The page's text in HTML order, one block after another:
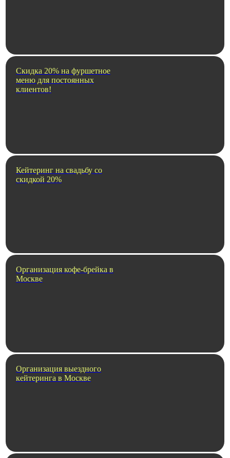
Скидка 20% на фуршетное
меню для постоянных
клиентов!
Кейтеринг на свадьбу со
скидкой 20%
Организация кофе-брейка в
Москве
Организация выездного
кейтеринга в Москве